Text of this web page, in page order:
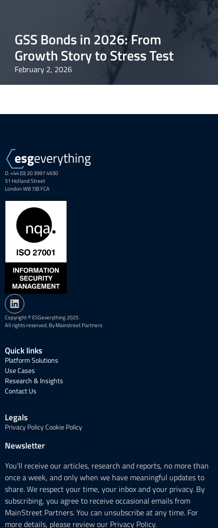
GSS Bonds in 2026: From
Growth Story to Stress Test
February 2, 2026
D. +44 (0) 20 3997 4930
51 Holland Street
London W8 7JB FCA
Copyright © ESGeverything 2025.
All rights reserved. By Mainstreet Partners
Quick links
Platform Solutions
Use Cases
Research & Insights
Contact Us
Legals
Privacy PolicyCookie Policy
Newsletter
You’ll receive our articles, research and reports, no more than
once a week, and only when we have meaningful updates to
share. We respect your time, your inbox and your privacy. By
subscribing, you agree to receive occasional emails from
MainStreet Partners. You can unsubscribe at any time. For
more details, please review our Privacy Policy.